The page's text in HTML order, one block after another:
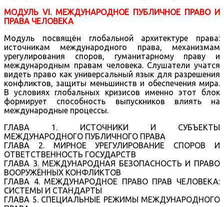
МОДУЛЬ VI. МЕЖДУНАРОДНОЕ ПУБЛИЧНОЕ ПРАВО И
ПРАВА ЧЕЛОВЕКА
Модуль посвящён глобальной архитектуре права:
источникам международного права, механизмам
урегулирования споров, гуманитарному праву и
международным правам человека. Слушатели учатся
видеть право как универсальный язык для разрешения
конфликтов, защиты меньшинств и обеспечения мира.
В условиях глобальных кризисов именно этот блок
формирует способность выпускников влиять на
международные процессы.
ГЛАВА 1. ИСТОЧНИКИ И СУБЪЕКТЫ
МЕЖДУНАРОДНОГО ПУБЛИЧНОГО ПРАВА
ГЛАВА 2. МИРНОЕ УРЕГУЛИРОВАНИЕ СПОРОВ И
ОТВЕТСТВЕННОСТЬ ГОСУДАРСТВ
ГЛАВА 3. МЕЖДУНАРОДНАЯ БЕЗОПАСНОСТЬ И ПРАВО
ВООРУЖЁННЫХ КОНФЛИКТОВ
ГЛАВА 4. МЕЖДУНАРОДНОЕ ПРАВО ПРАВ ЧЕЛОВЕКА:
СИСТЕМЫ И СТАНДАРТЫ
ГЛАВА 5. СПЕЦИАЛЬНЫЕ РЕЖИМЫ МЕЖДУНАРОДНОГО